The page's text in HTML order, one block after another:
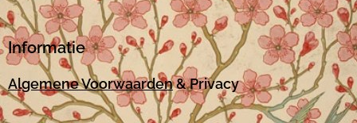
Informatie
Algemene Voorwaarden& Privacy